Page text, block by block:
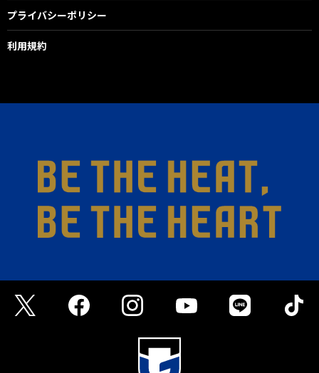
プライバシーポリシー
利用規約